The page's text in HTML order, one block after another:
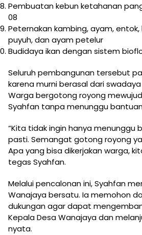
Pembuatan kebun ketahanan
08
Peternakan kambing, ayam,
puyuh, dan ayam petelur
Budidaya ikan dengan sistem
Seluruh pembangunan tersebut
karena murni berasal dari swadaya
Warga bergotong royong
Syahfan tanpa menunggu
“Kita tidak ingin hanya menunggu
pasti. Semangat gotong royong
Apa yang bisa dikerjakan warga,
tegas Syahfan.
Melalui pencalonan ini, Syahfan
Wanajaya bersatu. Ia memohon
dukungan agar dapat
Kepala Desa Wanajaya dan
nyata.